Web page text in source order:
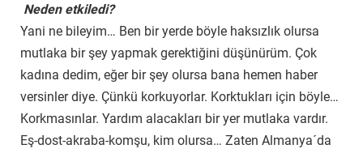
Neden etkiledi?
Yani ne bileyim… Ben bir yerde böyle haksızlık olursa
mutlaka bir şey yapmak gerektiğini düşünürüm. Çok
kadına dedim, eğer bir şey olursa bana hemen haber
versinler diye. Çünkü korkuyorlar. Korktukları için böyle…
Korkmasınlar. Yardım alacakları bir yer mutlaka vardır.
Eş-dost-akraba-komşu, kim olursa… Zaten Almanya´da